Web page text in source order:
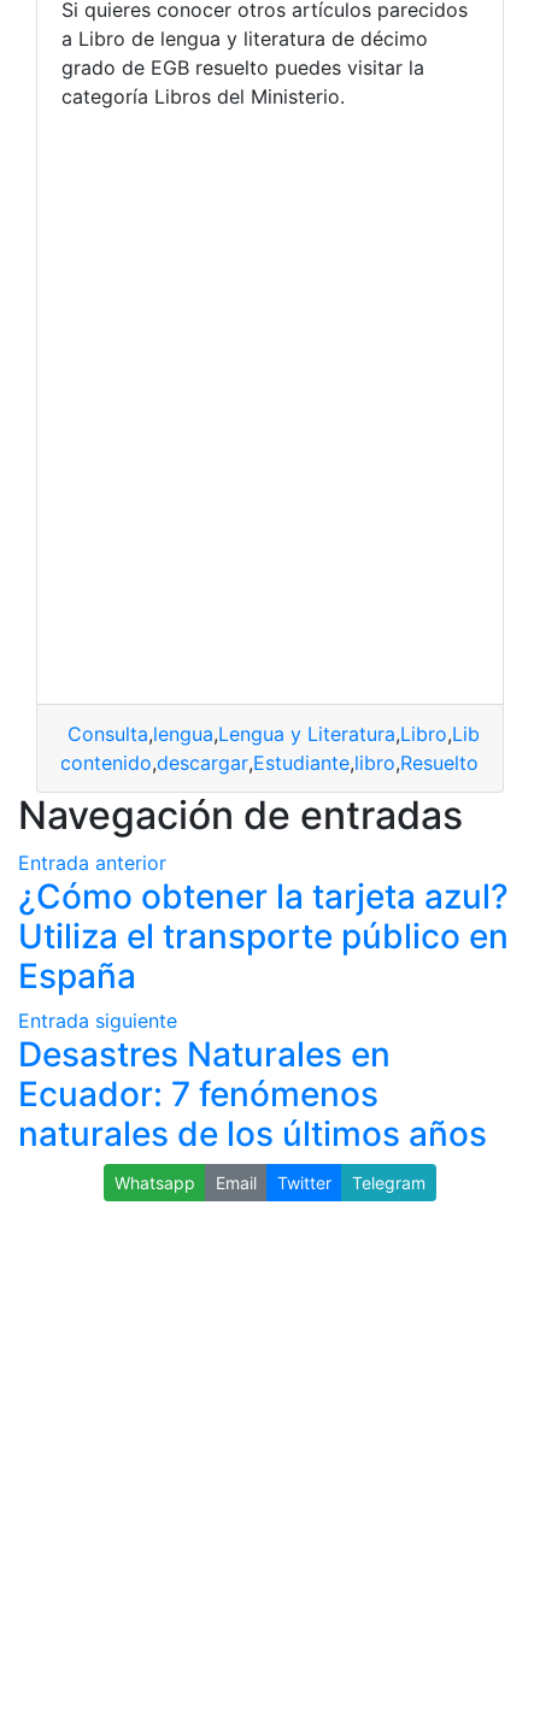
Si quieres conocer otros artículos parecidos
a Libro de lengua y literatura de décimo
grado de EGB resuelto puedes visitar la
categoría Libros del Ministerio.
Consulta,lengua,Lengua y Literatura,Libro,Libro
contenido,descargar,Estudiante,libro,Resuelto
Navegación de entradas
Entrada anterior
¿Cómo obtener la tarjeta azul?
Utiliza el transporte público en
España
Entrada siguiente
Desastres Naturales en
Ecuador: 7 fenómenos
naturales de los últimos años
Whatsapp Email Twitter Telegram